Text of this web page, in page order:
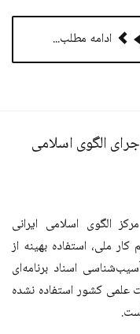
ادامه مطلب...
الگوی اسلامی
الگوی اسلامی ايرانی
ملی، استفاده بهينه از
اسناد برنامه‌ای
علمی كشور استفاده نشده